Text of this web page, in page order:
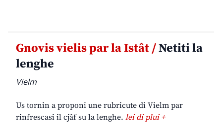
Gnovis vielis par la Istât /Netiti la
lenghe
Vielm
Us tornin a proponi une rubricute di Vielm par
rinfrescasi il cjâf su la lenghe. lei di plui +